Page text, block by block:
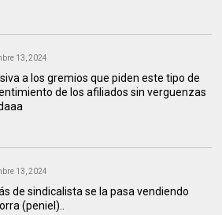
13, 2024
a los gremios que piden este tipo de
de los afiliados sin verguenzas
13, 2024
de sindicalista se la pasa vendiendo
(peniel)..